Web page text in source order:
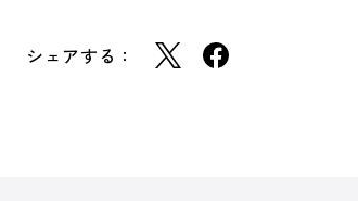
シェアする：